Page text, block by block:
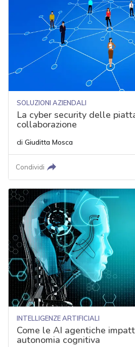
SOLUZIONI AZIENDALI
La cyber security delle
collaborazione
di Giuditta Mosca
Condividi
INTELLIGENZE ARTIFICIALI
Come le AI agentiche
autonomia cognitiva